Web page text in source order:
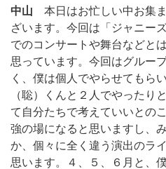
中山 本日はお忙しい中お集
ざいます。今回は「ジャニー
でのコンサートや舞台などと
思っています。今回はグルー
く、僕は個人でやらせてもら
（聡）くんと２人でやったり
て自分たちで考えていいとの
強の場になると思いますし、
か、個々に全く違う演出のラ
思います。４、５、６月と、